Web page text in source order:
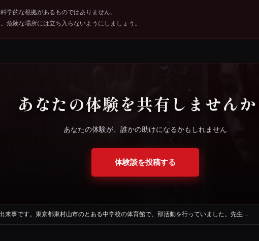
学的な根拠があるものではありません。
危険な場所には立ち入らないようにしましょう。
あなたの体験を共有しません
あなたの体験が、誰かの助けになるかもしれません
体験談を投稿する
来事です。東京都東村山市のとある中学校の体育館で、部活動を行っていました。先生…